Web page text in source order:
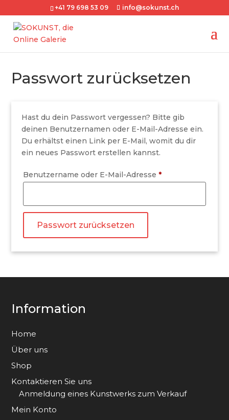
+41 79 698 53 09 info@sokunst.ch
Passwort zurücksetzen
Hast du dein Passwort vergessen? Bitte gib
deinen Benutzernamen oder E-Mail-Adresse ein.
Du erhältst einen Link per E-Mail, womit du dir
ein neues Passwort erstellen kannst.
Benutzername oder E-Mail-Adresse *Erforderlich
Passwort zurücksetzen
Information
Home
Über uns
Shop
Kontaktieren Sie uns
Anmeldung eines Kunstwerks zum Verkauf
Mein Konto